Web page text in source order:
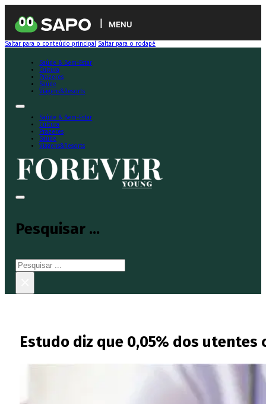
MENU
Saltar para o conteúdo principal Saltar para o rodapé
Saúde & Bem-Estar
Cultura
Prazeres
Saúde
Viagens&Resorts
Saúde & Bem-Estar
Cultura
Prazeres
Saúde
Viagens&Resorts
Pesquisar ...
Pesquisar
Estudo diz que 0,05% dos